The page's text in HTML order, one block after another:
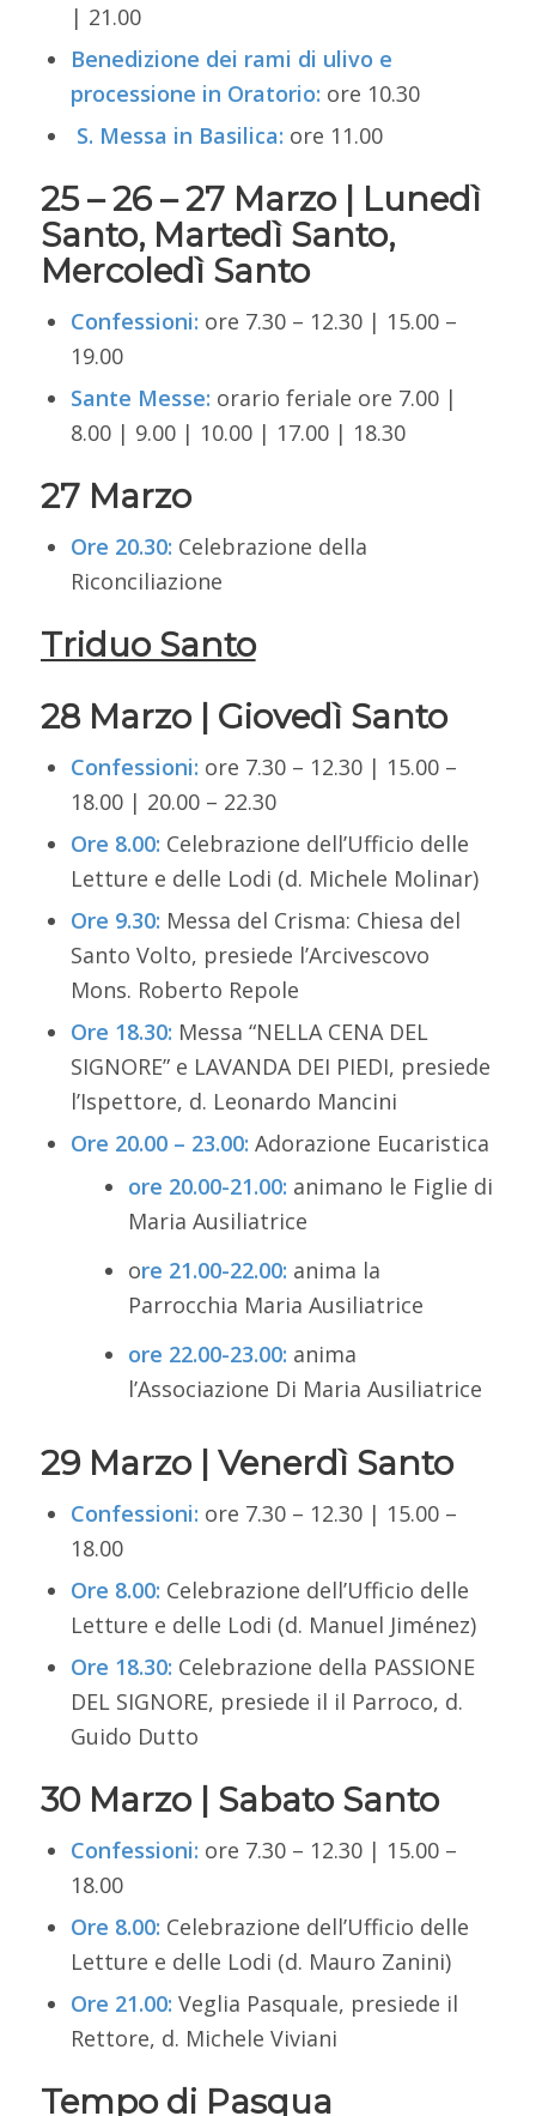
| 21.00
Benedizione dei rami di ulivo e
processione in Oratorio: ore 10.30
S. Messa in Basilica: ore 11.00
25 – 26 – 27 Marzo |
Lunedì
Santo, Martedì Santo,
Mercoledì Santo
Confessioni: ore 7.30 – 12.30 | 15.00 –
19.00
Sante Messe: orario feriale ore 7.00 |
8.00 | 9.00 | 10.00 | 17.00 | 18.30
27 Marzo
Ore 20.30: Celebrazione della
Riconciliazione
Triduo Santo
28 Marzo | Giovedì Santo
Confessioni: ore 7.30 – 12.30 | 15.00 –
18.00 | 20.00 – 22.30
Ore 8.00: Celebrazione dell’Ufficio delle
Letture e delle Lodi (d. Michele Molinar)
Ore 9.30: Messa del Crisma: Chiesa del
Santo Volto, presiede l’Arcivescovo
Mons. Roberto Repole
Ore 18.30: Messa “NELLA CENA DEL
SIGNORE” e LAVANDA DEI PIEDI, presiede
l’Ispettore, d. Leonardo Mancini
Ore 20.00 – 23.00: Adorazione Eucaristica
ore 20.00-21.00: animano le Figlie di
Maria Ausiliatrice
ore 21.00-22.00: anima la
Parrocchia Maria Ausiliatrice
ore 22.00-23.00: anima
l’Associazione Di Maria Ausiliatrice
29 Marzo | Venerdì Santo
Confessioni: ore 7.30 – 12.30 | 15.00 –
18.00
Ore 8.00: Celebrazione dell’Ufficio delle
Letture e delle Lodi (d. Manuel Jiménez)
Ore 18.30: Celebrazione della PASSIONE
DEL SIGNORE, presiede il il Parroco, d.
Guido Dutto
30 Marzo | Sabato Santo
Confessioni: ore 7.30 – 12.30 | 15.00 –
18.00
Ore 8.00: Celebrazione dell’Ufficio delle
Letture e delle Lodi (d. Mauro Zanini)
Ore 21.00: Veglia Pasquale, presiede il
Rettore, d. Michele Viviani
Tempo di Pasqua